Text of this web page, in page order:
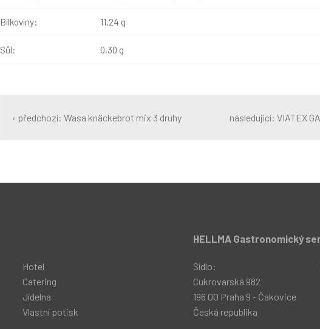
Bílkoviny: 11,24 g
Sůl: 0,30 g
‹ předchozí: Wasa knäckebrot mix 3 druhy následující: VIATEX
Hotel
Catering
Jídelna
Vlastní potisk
HELLMA Gastronomický
Sídlo:
Cukrovarská 982
196 00 Praha 9 - Čakovice
Česká republika